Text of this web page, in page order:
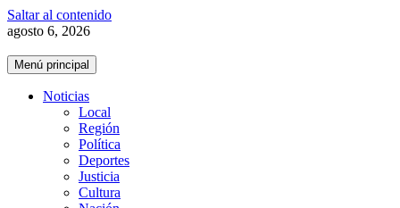
Saltar al contenido
agosto 6, 2026
Menú principal
Noticias
Local
Región
Política
Deportes
Justicia
Cultura